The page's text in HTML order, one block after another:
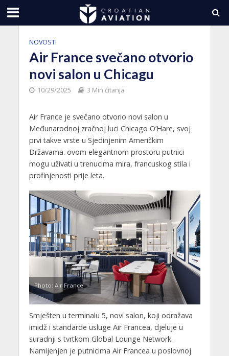
NOVOSTI
Air France svečano otvorio
novi salon u Chicagu
10/29/2025 3 Min čitanja
Air France je svečano otvorio novi salon u
Međunarodnoj zračnoj luci Chicago O’Hare, svoj
prvi takve vrste u Sjedinjenim Američkim
Državama. ovom elegantnom prostoru putnici
mogu uživati u trenucima mira, francuskog stila i
profinjenosti prije leta.
Photo: Air France
Smješten u terminalu 5, novi salon, koji odražava
imidž i standarde usluge Air Francea, djeluje u
suradnji s tvrtkom Global Lounge Network.
Namijenjen je putnicima Air Francea u poslovnoj